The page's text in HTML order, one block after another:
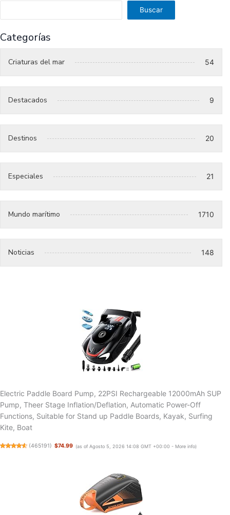
Buscar
Categorías
Criaturas del mar 54
Destacados 9
Destinos 20
Especiales 21
Mundo marítimo 1710
Noticias 148
Electric Paddle Board Pump, 22PSI Rechargeable 12000mAh SUP
Pump, Theer Stage Inflation/Deflation, Automatic Power-Off
Functions, Suitable for Stand up Paddle Boards, Kayak, Surfing
Kite, Boat
(465191 ) $74.99 (as of Agosto 5, 2026 14:08 GMT +00:00 - More info)